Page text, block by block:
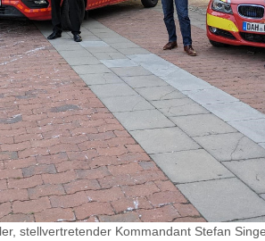
stellvertretender Kommandant Stefan